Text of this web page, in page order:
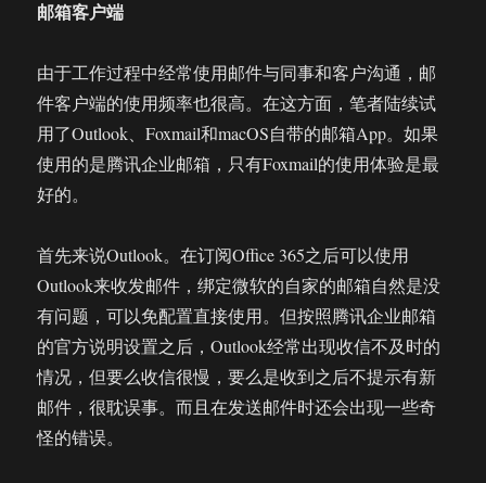
邮箱客户端
由于工作过程中经常使用邮件与同事和客户沟通，邮
件客户端的使用频率也很高。在这方面，笔者陆续试
用了Outlook、Foxmail和macOS自带的邮箱App。如果
使用的是腾讯企业邮箱，只有Foxmail的使用体验是最
好的。
首先来说Outlook。在订阅Office 365之后可以使用
Outlook来收发邮件，绑定微软的自家的邮箱自然是没
有问题，可以免配置直接使用。但按照腾讯企业邮箱
的官方说明设置之后，Outlook经常出现收信不及时的
情况，但要么收信很慢，要么是收到之后不提示有新
邮件，很耽误事。而且在发送邮件时还会出现一些奇
怪的错误。